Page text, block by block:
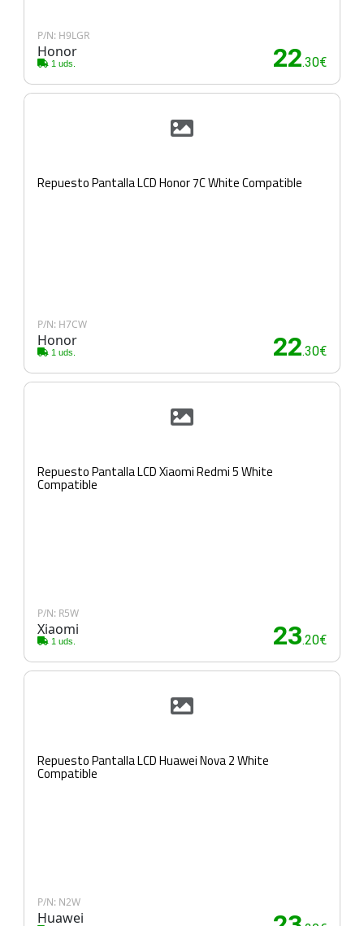
P/N: H9LGR
Honor
1 uds. 22.30€
Repuesto Pantalla LCD Honor 7C White Compatible
P/N: H7CW
Honor
1 uds. 22.30€
Repuesto Pantalla LCD Xiaomi Redmi 5 White
Compatible
P/N: R5W
Xiaomi
1 uds. 23.20€
Repuesto Pantalla LCD Huawei Nova 2 White
Compatible
P/N: N2W
Huawei